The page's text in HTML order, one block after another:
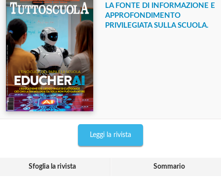
LA FONTE DI INFORMAZIONE E
APPROFONDIMENTO
PRIVILEGIATA SULLA SCUOLA.
Leggi la rivista
Sfoglia la rivista Sommario